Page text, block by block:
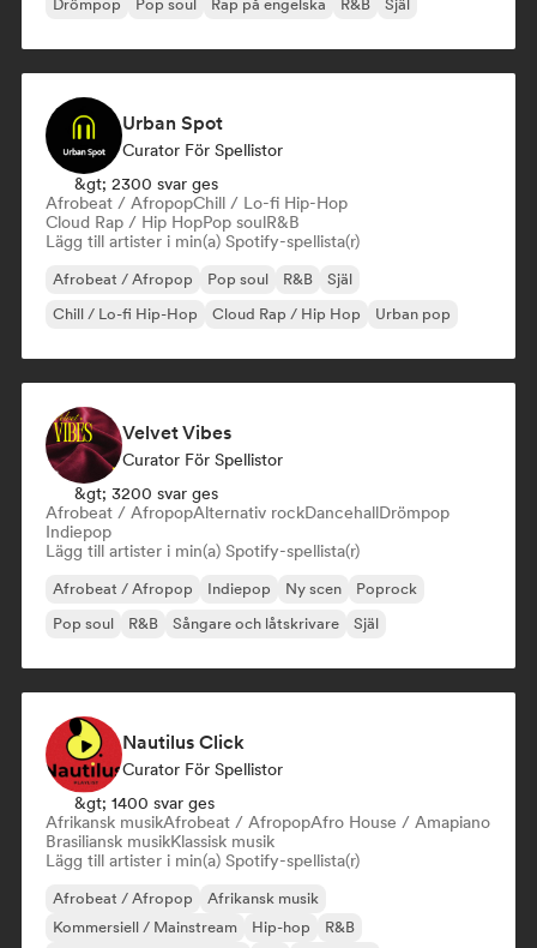
Drömpop Pop soul Rap på engelska R&B Själ
Urban Spot
Curator För Spellistor
&gt; 2300 svar ges
Afrobeat / AfropopChill / Lo-fi Hip-Hop
Cloud Rap / Hip HopPop soulR&B
Lägg till artister i min(a) Spotify-spellista(r)
Afrobeat / Afropop Pop soul R&B
Själ
Chill / Lo-fi Hip-Hop
Cloud Rap / Hip Hop Urban pop
Velvet Vibes
Curator För Spellistor
&gt; 3200 svar ges
Afrobeat / AfropopAlternativ rockDancehallDrömpop
Indiepop
Lägg till artister i min(a) Spotify-spellista(r)
Afrobeat / Afropop Indiepop Ny scen
Poprock
Pop soul
R&B Sångare och låtskrivare Själ
Nautilus Click
Curator För Spellistor
&gt; 1400 svar ges
Afrikansk musikAfrobeat / AfropopAfro House / Amapiano
Brasiliansk musikKlassisk musik
Lägg till artister i min(a) Spotify-spellista(r)
Afrobeat / Afropop
Afrikansk musik
Kommersiell / Mainstream
Hip-hop
R&B